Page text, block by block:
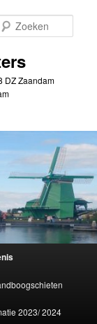
DZ Zaandam
2023/ 2024